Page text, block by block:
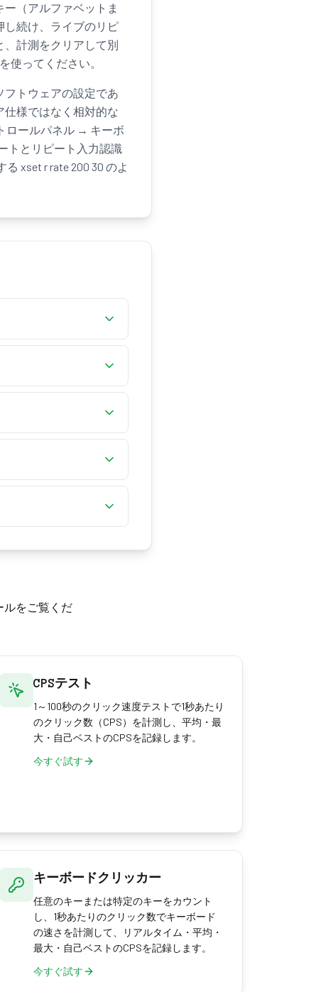
（アルファベットま
し続け、ライブのリピ
計測をクリアして別
使ってください。
トウェアの設定であ
仕様ではなく相対的な
ロールパネル → キーボ
トとリピート入力認識
xset r rate 200 30 のよ
す — 押し続けたキー
ムの自動リピートが
クスをどれくらいの
ジに公開されません
500 msの初期遅延の
Hzに制限しますが、
率）」と「リピート
ピート入力認識まで
ださい。Caps Lock
ルをご覧くだ
CPSテスト
1～100秒のクリック速度テストで1秒あたり
のクリック数（CPS）を計測し、平均・最
大・自己ベストのCPSを記録します。
今すぐ試す
キーボードクリッカー
任意のキーまたは特定のキーをカウント
し、1秒あたりのクリック数でキーボード
の速さを計測して、リアルタイム・平均・
最大・自己ベストのCPSを記録します。
今すぐ試す